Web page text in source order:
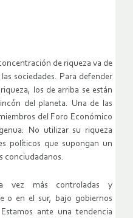
de riqueza va de
sociedades. Para defender
los de arriba se están
del planeta. Una de las
del Foro Económico
No utilizar su riqueza
políticos que supongan un
conciudadanos.
vez más controladas y
o en el sur, bajo gobiernos
ante una tendencia